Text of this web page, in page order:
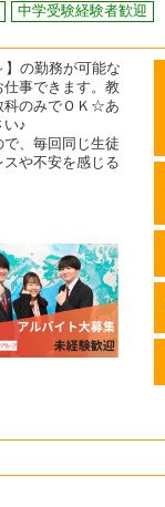
中学受験経験者歓迎
】の勤務が可能な
事できます。教
科のみでＯＫ☆あ
い♪
で、毎回同じ生徒
や不安を感じる